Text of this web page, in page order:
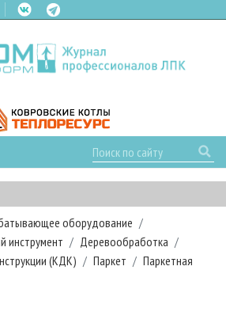
оборудование
инструмент
Деревообработка
(КДК)
Паркет
Паркетная